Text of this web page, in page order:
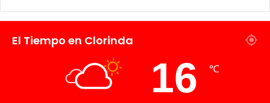
El Tiempo en Clorinda
16 ℃